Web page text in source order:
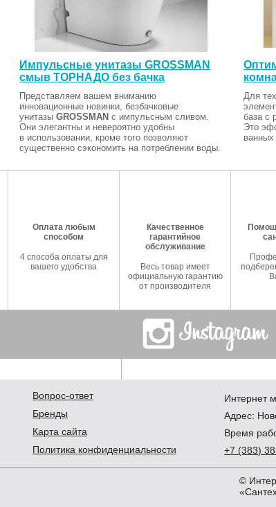
Импульсные унитазы GROSSMAN
смыв ТОРНАДО без бачка
Представляем вашем вниманию
инновационные новинки, безбачковые
унитазы GROSSMAN с импульсным сливом.
Они элегантны и невероятно удобны
в использовании, кроме того позволяют
существенно сэкономить на потреблении воды.
Для
база с
Это
ванных
Оплата любым
способом
4 способа оплаты для
вашего удобства
Качественное
гарантийное
обслуживание
Весь товар имеет
официальную гарантию
от производителя
Вопрос-ответ
Бренды
Карта сайта
Политика конфиденциальности
Интернет
Адрес:
Время
+7 (383)
©